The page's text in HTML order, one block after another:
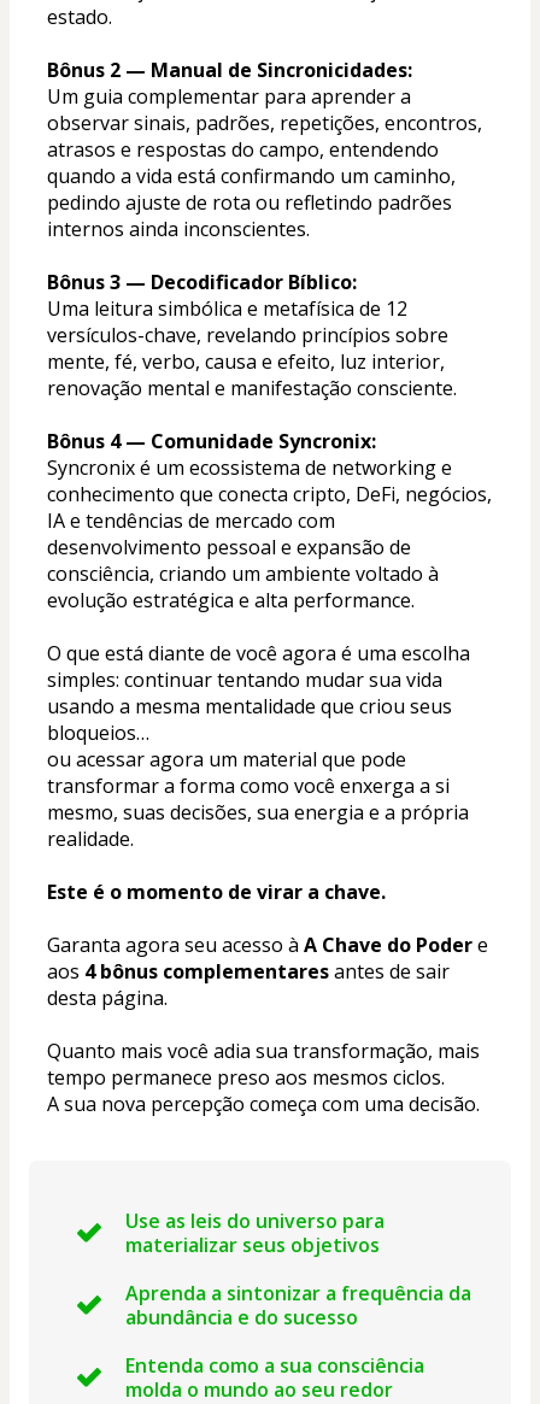
estado.
Bônus 2 — Manual de Sincronicidades:
Um guia complementar para aprender a
observar sinais, padrões, repetições, encontros,
atrasos e respostas do campo, entendendo
quando a vida está confirmando um caminho,
pedindo ajuste de rota ou refletindo padrões
internos ainda inconscientes.
Bônus 3 — Decodificador Bíblico:
Uma leitura simbólica e metafísica de 12
versículos-chave, revelando princípios sobre
mente, fé, verbo, causa e efeito, luz interior,
renovação mental e manifestação consciente.
Bônus 4 — Comunidade Syncronix:
Syncronix é um ecossistema de networking e
conhecimento que conecta cripto, DeFi, negócios,
IA e tendências de mercado com
desenvolvimento pessoal e expansão de
consciência, criando um ambiente voltado à
evolução estratégica e alta performance.
O que está diante de você agora é uma escolha
simples: continuar tentando mudar sua vida
usando a mesma mentalidade que criou seus
bloqueios…
ou acessar agora um material que pode
transformar a forma como você enxerga a si
mesmo, suas decisões, sua energia e a própria
realidade.
Este é o momento de virar a chave.
Garanta agora seu acesso à A Chave do Poder e
aos 4 bônus complementares antes de sair
desta página.
Quanto mais você adia sua transformação, mais
tempo permanece preso aos mesmos ciclos.
A sua nova percepção começa com uma decisão.
Use as leis do universo para
materializar seus objetivos
Aprenda a sintonizar a frequência da
abundância e do sucesso
Entenda como a sua consciência
molda o mundo ao seu redor